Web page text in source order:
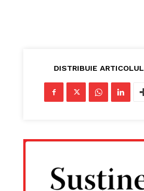
DISTRIBUIE ARTICOLUL